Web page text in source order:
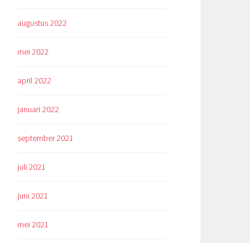
augustus 2022
mei 2022
april 2022
januari 2022
september 2021
juli 2021
juni 2021
mei 2021